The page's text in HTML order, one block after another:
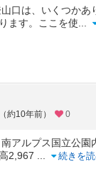
口は、いくつかあ
ます。ここを使
約10年前） 0
アルプス国立公園
2,967
続きを